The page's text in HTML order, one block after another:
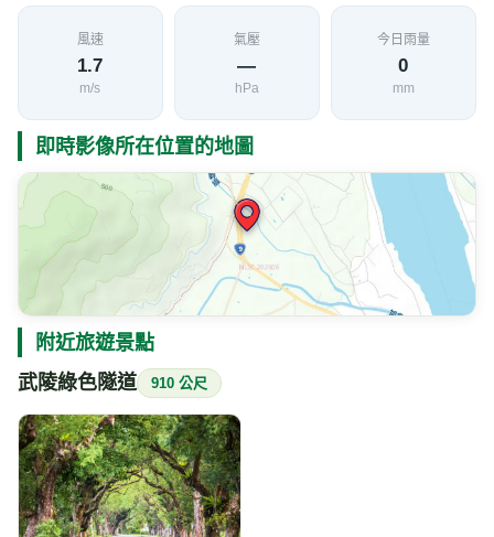
影像來源 交通部公路局
附近的即時影像清單
氣象資訊
測站： 瑞和距離 3.8 公里 觀測時間 2026/08/09 16:40
陰
氣溫
28.4
℃
相對濕度
74
%
1.7
m/s hPa
即時影像所在位置的地圖